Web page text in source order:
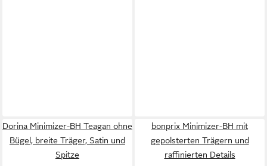
Dorina Minimizer-BH Teagan ohne
Bügel, breite Träger, Satin und
Spitze
bonprix Minimizer-BH mit
gepolsterten Trägern und
raffinierten Details